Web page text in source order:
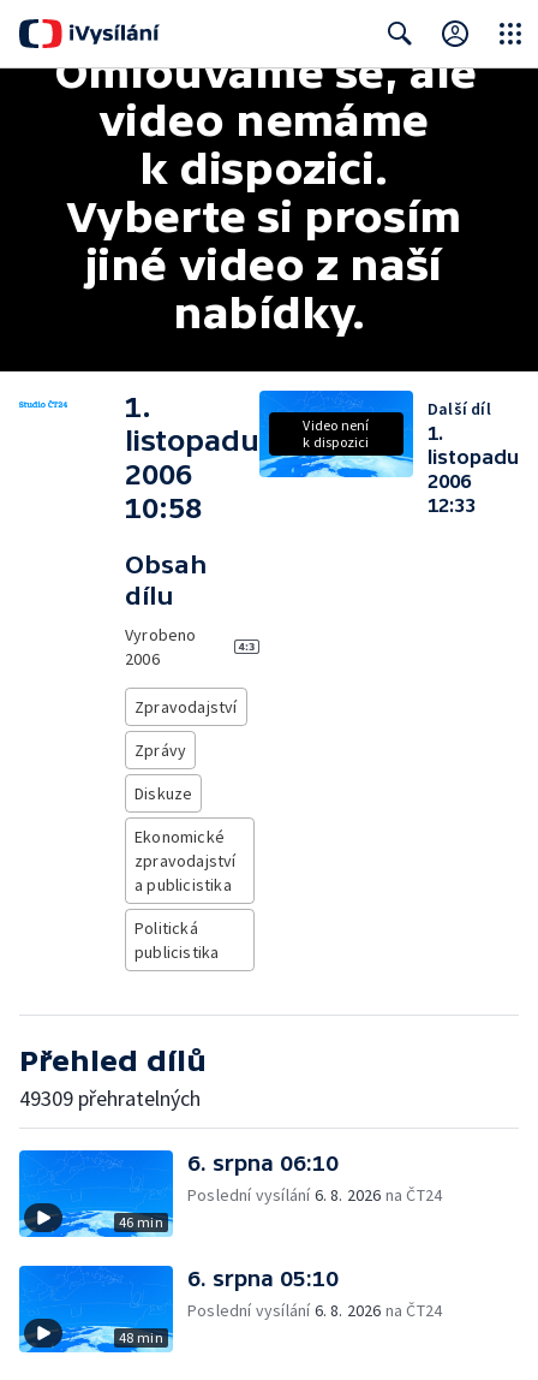
Search
Omlouváme se, ale
video nemáme
k dispozici.
Vyberte si prosím
jiné video z naší
nabídky.
1.
listopadu
2006
10:58
Obsah
dílu
Vyrobeno
2006
Zpravodajství
Zprávy
Diskuze
Ekonomické
zpravodajství
a publicistika
Politická
publicistika
Video není
k dispozici
Další díl
1.
listopadu
2006
12:33
Přehled dílů
49309 přehratelných
46 min
6. srpna 06:10
Poslední vysílání6. 8. 2026 na ČT24
48 min
6. srpna 05:10
Poslední vysílání6. 8. 2026 na ČT24